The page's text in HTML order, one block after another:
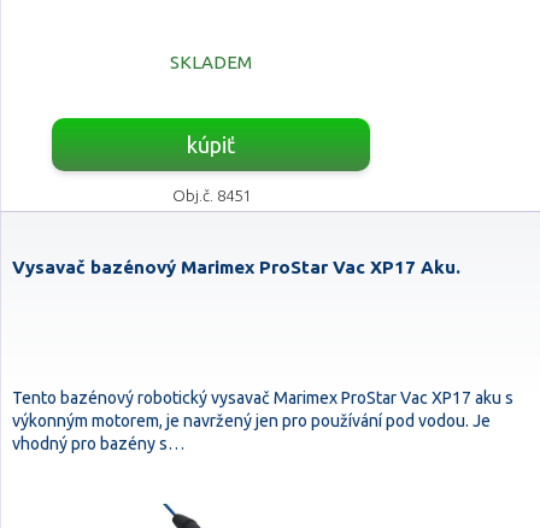
SKLADEM
kúpiť
Obj.č. 8451
Vysavač bazénový Marimex ProStar Vac XP17 Aku.
Tento bazénový robotický vysavač Marimex ProStar Vac XP17 aku s
výkonným motorem, je navržený jen pro používání pod vodou. Je
vhodný pro bazény s…